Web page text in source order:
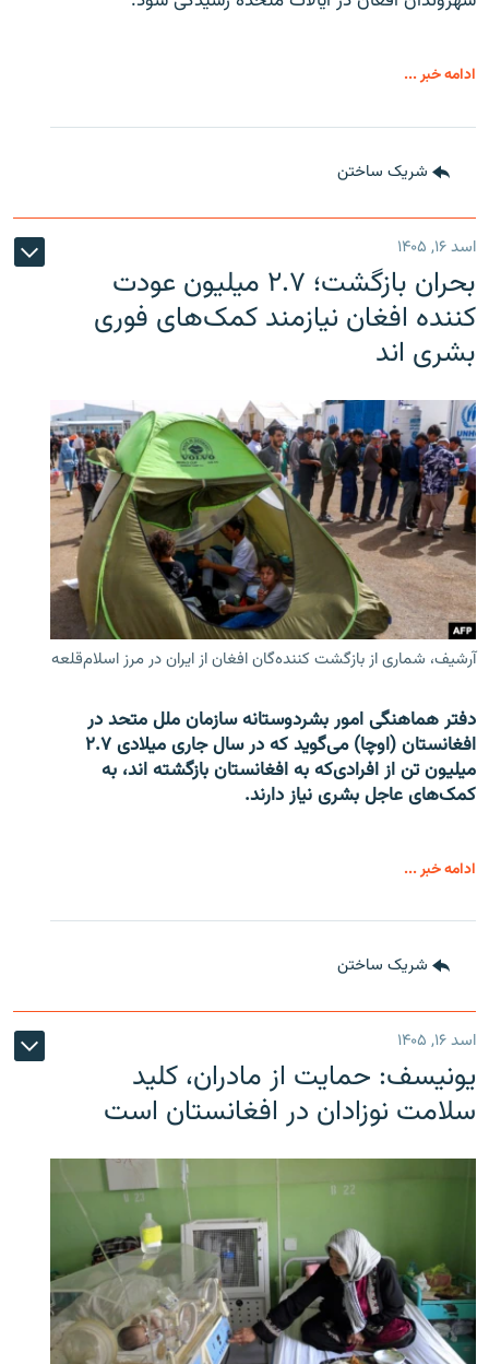
ادامه خبر ...
شریک ساختن
اسد ۱۶, ۱۴۰۵
بحران بازگشت؛ ۲.۷ میلیون عودت
کننده افغان نیازمند کمک‌های فوری
بشری اند
آرشیف، شماری از بازگشت کننده‌گان افغان از ایران در مرز اسلام‌قلعه
دفتر هماهنگی امور بشردوستانه سازمان ملل متحد در
افغانستان (اوچا) می‌گوید که در سال جاری میلادی ۲.۷
میلیون تن از افرادی‌که به افغانستان بازگشته اند، به
کمک‌های عاجل بشری نیاز دارند.
ادامه خبر ...
شریک ساختن
اسد ۱۶, ۱۴۰۵
یونیسف: حمایت از مادران، کلید
سلامت نوزادان در افغانستان است